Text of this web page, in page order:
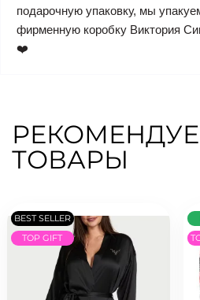
подарочную упаковку, мы
фирменную коробку Виктория
❤️
ТОВАРЫ
BEST SELLER
TOP GIFT